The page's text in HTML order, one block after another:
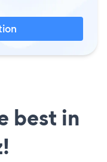
best in